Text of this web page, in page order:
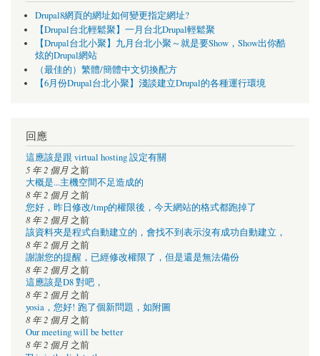
Drupal8網頁的網址如何變更指定網址?
【Drupal台北輕鬆聚】一月台北Drupal輕鬆聚
【Drupal台北小聚】九月台北小聚～就是要Show，Show出你酷
炫的Drupal網站
（最佳的）繁體/簡體中文切換配方
【6月份Drupal台北小聚】淺談建立Drupal的各種運行環境
回應
這應該是跟 virtual hosting 設定有關
5 年 2 個月 之前
大概是...主機空間不足造成的
8 年 2 個月 之前
您好，昨日修改/tmp的權限後，今天網站的格式都跑掉了
8 年 2 個月 之前
該資料夾是程式自動建立的，會找不到表示沒有成功自動建立，
8 年 2 個月 之前
謝謝您的提醒，已經修改權限了，但是還是無法備份
8 年 2 個月 之前
這應該是D8 對吧，
8 年 2 個月 之前
yosia，您好! 跑了個新問題，如附圖
8 年 2 個月 之前
Our meeting will be better
8 年 2 個月 之前